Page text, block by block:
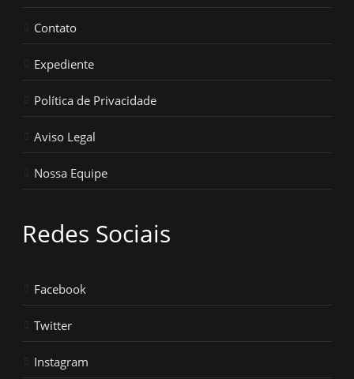
Contato
Expediente
Política de Privacidade
Aviso Legal
Nossa Equipe
Redes Sociais
Facebook
Twitter
Instagram